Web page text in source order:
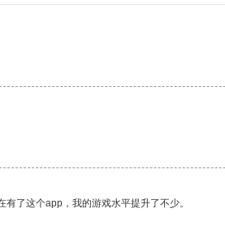
了这个app，我的游戏水平提升了不少。